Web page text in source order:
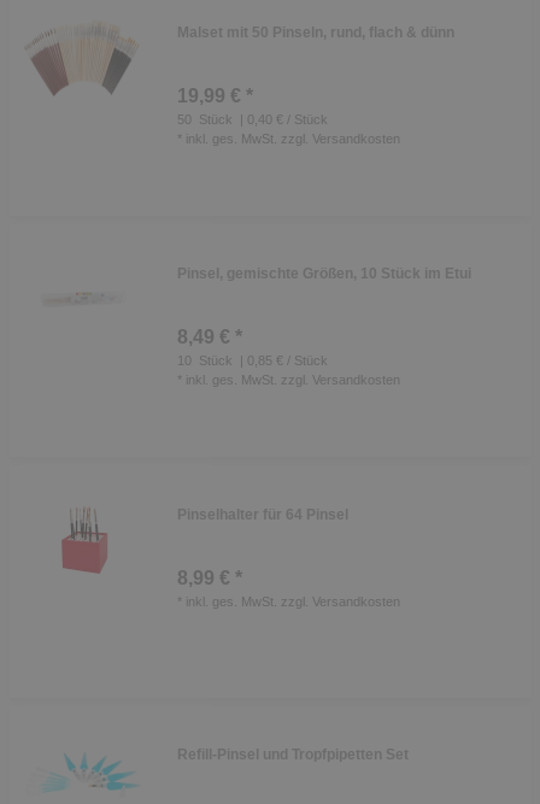
Malset mit 50 Pinseln, rund, flach & dünn
19,99 € *
50 Stück
| 0,40 € / Stück
* inkl. ges. MwSt. zzgl. Versandkosten
Pinsel, gemischte Größen, 10 Stück im Etui
8,49 € *
10 Stück
| 0,85 € / Stück
* inkl. ges. MwSt. zzgl. Versandkosten
Pinselhalter für 64 Pinsel
8,99 € *
* inkl. ges. MwSt. zzgl. Versandkosten
Refill-Pinsel und Tropfpipetten Set